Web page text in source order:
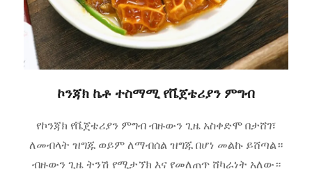
ኮንጃክ ኬቶ ተስማሚ የቬጀቴሪያን ምግብ
የኮንጃክ የቬጀቴሪያን ምግብ ብዙውን ጊዜ አስቀድሞ በታሸገ፣
ለመብላት ዝግጁ ወይም ለማብሰል ዝግጁ በሆነ መልኩ ይሸጣል።
ብዙውን ጊዜ ትንሽ የሚታኘክ እና የመለጠጥ ሸካራነት አለው።